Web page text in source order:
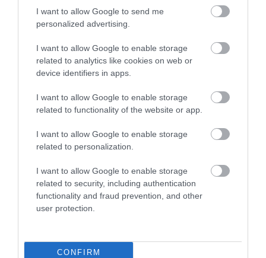
I want to allow Google to send me
personalized advertising.
I want to allow Google to enable storage
related to analytics like cookies on web or
device identifiers in apps.
I want to allow Google to enable storage
related to functionality of the website or app.
I want to allow Google to enable storage
related to personalization.
I want to allow Google to enable storage
related to security, including authentication
functionality and fraud prevention, and other
user protection.
CONFIRM
indexkép: illusztráció, Getty Images
Támogasd a hatalomtól független
újságírást!
Bár a kormánymédia megpróbálja elhitetni,
hogy a tőlük független szerkesztőségek
úsznak a pénzben ez közel sincs így.
Amennyiben neked is fontos, hogy sokáig
legyen még a hatalmat ellenőrző hang, akkor
támogast adománnyal a mi munkánkat is
Egyesületét.